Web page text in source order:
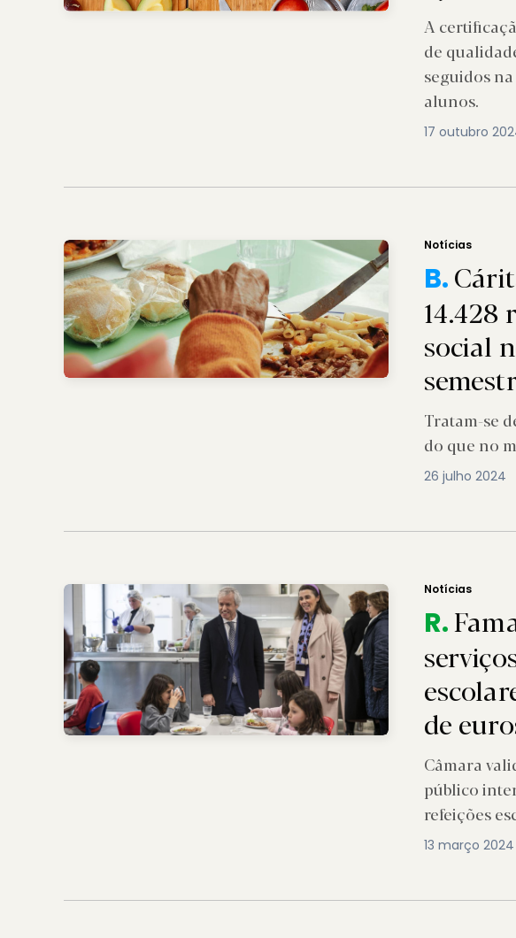
A
de
seguidos
alunos.
17 outubro
Notícias
B.
14.428
social
Tratam-se
do que no
26 julho 2024
Notícias
R.
de
Câmara
público
refeições
13 março 2024